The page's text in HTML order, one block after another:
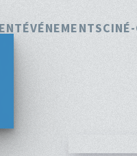
ÉVÉNEMENTS